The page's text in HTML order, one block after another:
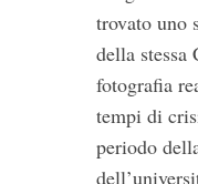
trovato uno
della
fotografia
tempi di
periodo